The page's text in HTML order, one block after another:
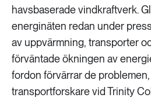
havsbaserade vindkraftverk.
energinäten redan under
av uppvärmning, transporter
förväntade ökningen av
fordon förvärrar de
transportforskare vid Trinity